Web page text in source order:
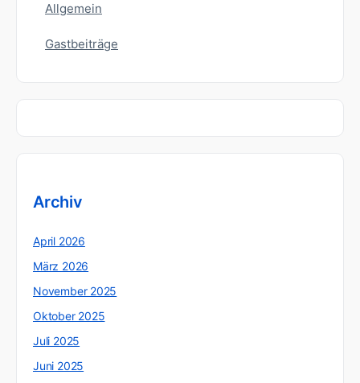
Allgemein
Gastbeiträge
Archiv
April 2026
März 2026
November 2025
Oktober 2025
Juli 2025
Juni 2025